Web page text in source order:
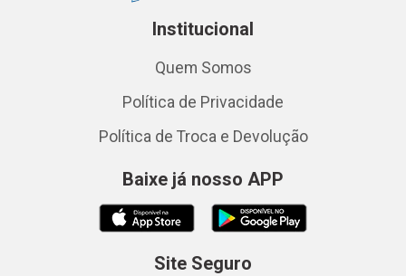
Institucional
Quem Somos
Política de Privacidade
Política de Troca e Devolução
Baixe já nosso APP
Site Seguro